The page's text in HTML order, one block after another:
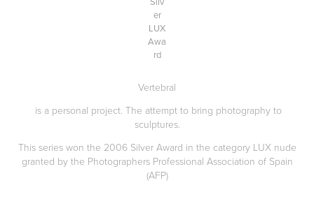
er
LUX
Awa
rd
Vertebral
is a personal project. The attempt to bring photography to
sculptures.
This series won the 2006 Silver Award in the category LUX nude
granted by the Photographers Professional Association of Spain
(AFP)